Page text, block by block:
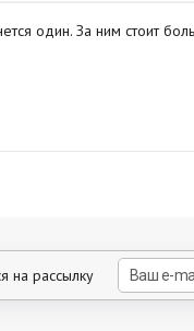
один. За ним стоит
на рассылку